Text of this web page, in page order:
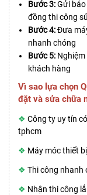
Bước 3:Gửi
đồng thi công
Bước 4:Đưa
nhanh chóng
Bước 5:
khách hàng
Vì sao lựa chọn
đặt và sửa chữa
❖ Công ty uy tín
tphcm
❖ Máy móc thiết
❖ Thi công nhanh
❖ Nhận thi công